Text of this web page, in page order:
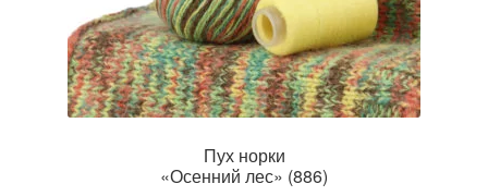
Пух норки
«Осенний лес» (886)